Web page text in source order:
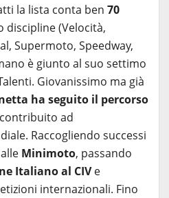
la lista conta ben 70
discipline (Velocità,
Supermoto, Speedway,
è giunto al suo settimo
Giovanissimo ma già
ha seguito il percorso
ad
Raccogliendo successi
Minimoto, passando
Italiano al CIVe
internazionali. Fino